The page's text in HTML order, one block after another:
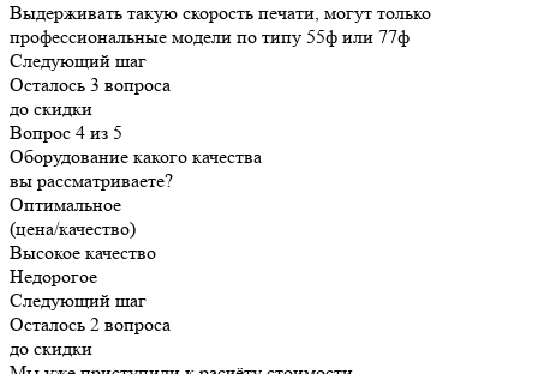
Выдерживать такую скорость печати, могут только
профессиональные модели по типу 55ф или 77ф
Следующий шаг
Осталось 3 вопроса
до скидки
Вопрос 4 из 5
Оборудование какого качества
вы рассматриваете?
Оптимальное
(цена/качество)
Высокое качество
Недорогое
Следующий шаг
Осталось 2 вопроса
до скидки